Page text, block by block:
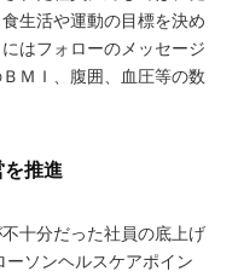
生活や運動の目標を決め
はフォローのメッセージ
ＭＩ、腹囲、血圧等の数
を推進
十分だった社員の底上げ
ソンヘルスケアポイン